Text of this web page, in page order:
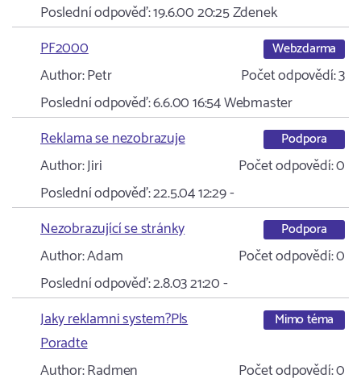
Poslední odpověď:19.6.00 20:25Zdenek
PF2000
Webzdarma
Author:Petr Počet odpovědí:3
Poslední odpověď:6.6.00 16:54Webmaster
Reklama se nezobrazuje
Podpora
Author:Jiri Počet odpovědí:0
Poslední odpověď:22.5.04 12:29-
Nezobrazující se stránky
Podpora
Author:Adam Počet odpovědí:0
Poslední odpověď:2.8.03 21:20-
Jaky reklamni system?Pls
Poradte
Mimo téma
Author:Radmen Počet odpovědí:0